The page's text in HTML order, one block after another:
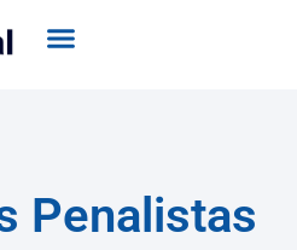
Penalistas